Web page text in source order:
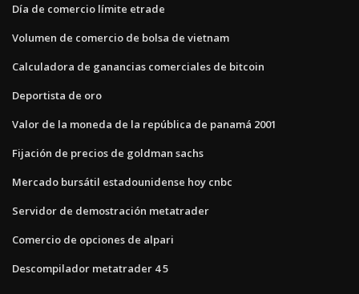
Día de comercio límite etrade
Volumen de comercio de bolsa de vietnam
Calculadora de ganancias comerciales de bitcoin
Deportista de oro
Valor de la moneda de la república de panamá 2001
Fijación de precios de goldman sachs
Mercado bursátil estadounidense hoy cnbc
Servidor de demostración metatrader
Comercio de opciones de alpari
Descompilador metatrader 4 5